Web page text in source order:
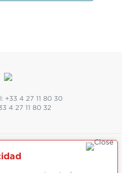
+33 4 27 11 80 30
4 27 11 80 32
NOUS